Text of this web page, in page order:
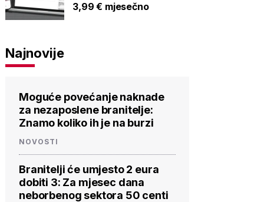
3,99 € mjesečno
Najnovije
Moguće povećanje naknade
za nezaposlene branitelje:
Znamo koliko ih je na burzi
NOVOSTI
Branitelji će umjesto 2 eura
dobiti 3: Za mjesec dana
neborbenog sektora 50 centi